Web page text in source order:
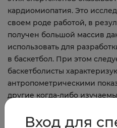
кардиомиопатия. Это
своем роде работой, в
получен большой массив
использовать для
в баскетбол. При этом
баскетболисты
антропометрическими
другие когда-либо
Автор: #soslanenginoev
Вход для